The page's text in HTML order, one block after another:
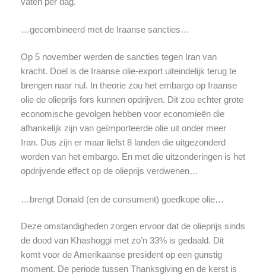
…gecombineerd met de Iraanse sancties…
Op 5 november werden de sancties tegen Iran van
kracht. Doel is de Iraanse olie-export uiteindelijk terug te
brengen naar nul. In theorie zou het embargo op Iraanse
olie de olieprijs fors kunnen opdrijven. Dit zou echter grote
economische gevolgen hebben voor economieën die
afhankelijk zijn van geïmporteerde olie uit onder meer
Iran. Dus zijn er maar liefst 8 landen die uitgezonderd
worden van het embargo. En met die uitzonderingen is het
opdrijvende effect op de olieprijs verdwenen…
…brengt Donald (en de consument) goedkope olie…
Deze omstandigheden zorgen ervoor dat de olieprijs sinds
de dood van Khashoggi met zo’n 33% is gedaald. Dit
komt voor de Amerikaanse president op een gunstig
moment. De periode tussen Thanksgiving en de kerst is